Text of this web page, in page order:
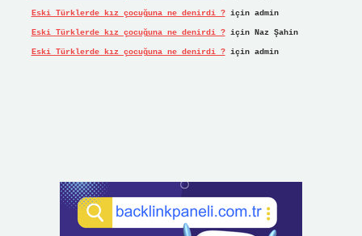
Eski Türklerde kız çocuğuna ne denirdi ?için admin
Eski Türklerde kız çocuğuna ne denirdi ?için Naz Şahin
Eski Türklerde kız çocuğuna ne denirdi ?için admin